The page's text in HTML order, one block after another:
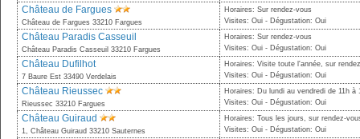
Château de Fargues
Château de Fargues 33210 Fargues
Horaires: Sur rendez-vous
Visites: Oui - Dégustation: Oui
Château Paradis Casseuil
Château Paradis Casseuil 33210 Fargues
Horaires: Sur rendez-vous
Visites: Oui - Dégustation: Oui
Château Dufilhot
7 Baure Est 33490 Verdelais
Horaires: Visite toute l'année, sur
Visites: Oui - Dégustation: Oui
Château Rieussec
Rieussec 33210 Fargues
Horaires: Du lundi au vendredi de 11h
Visites: Oui - Dégustation: Oui
Château Guiraud
1, Château Guiraud 33210 Sauternes
Horaires: Tous les jours, sur rendez-
Visites: Oui - Dégustation: Oui